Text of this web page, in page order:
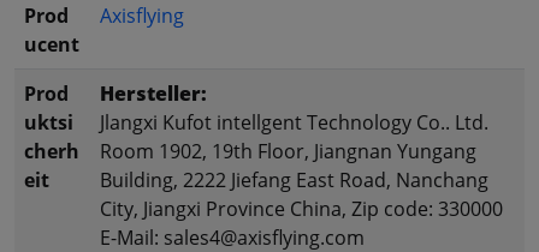
Prod
ucent
Axisflying
Prod
uktsi
cherh
eit
Hersteller:
Jlangxi Kufot intellgent Technology Co.. Ltd.
Room 1902, 19th Floor, Jiangnan Yungang
Building, 2222 Jiefang East Road, Nanchang
City, Jiangxi Province China, Zip code: 330000
E-Mail: sales4@axisflying.com